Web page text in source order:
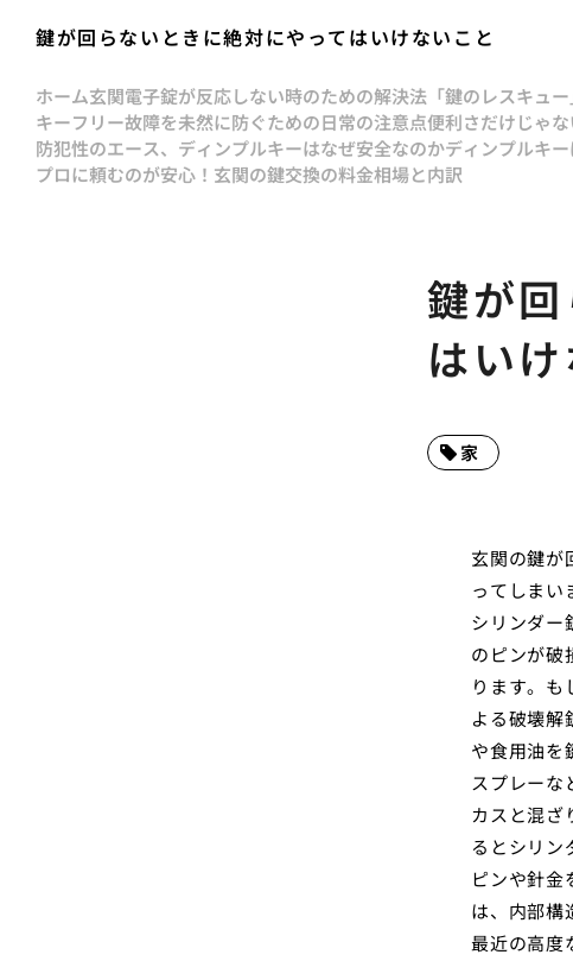
鍵が回らないときに絶対にやってはいけないこと
ホーム玄関電子錠が反応しない時のための解決法 「鍵のレスキュ
キーフリー故障を未然に防ぐための日常の注意点便利さだけじゃ
防犯性のエース、ディンプルキーはなぜ安全なのかディンプルキ
プロに頼むのが安心！玄関の鍵交換の料金相場と内訳
鍵が
はい
家
玄関の鍵が
ってしまい
シリンダー
のピンが破
ります。
よる破壊解
や食用油を
スプレーな
カスと混ざ
るとシリン
ピンや針金
は、内部構
最近の高度